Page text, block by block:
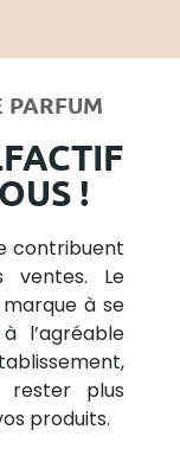
PARFUM
!
contribuent
ventes. Le
à se
l’agréable
rester plus
produits.